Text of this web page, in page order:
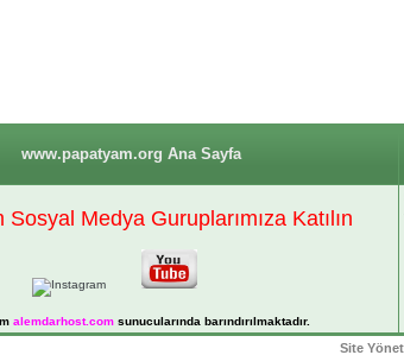
www.papatyam.org Ana Sayfa
Sosyal Medya Guruplarımıza Katılın
alemdarhost.com sunucularında barındırılmaktadır.
Site